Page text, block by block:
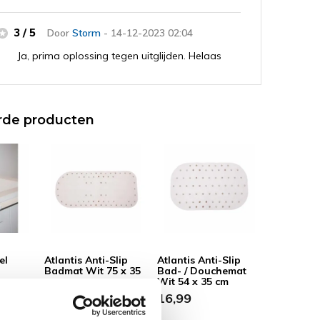
DoorStorm - 14-12-2023 02:04
3 / 5
Ja, prima oplossing tegen uitglijden. Helaas
tweede na grondig ontvetten.
producten
Atlantis Anti-Slip
Badmat Wit 75 x 35
17,99
Atlantis Anti-Slip
Bad- / Douchemat
Wit 54 x 35 cm
16,99